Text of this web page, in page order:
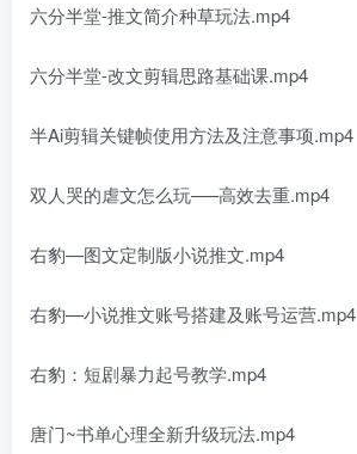
六分半堂-推文简介种草玩法.mp4
六分半堂-改文剪辑思路基础课.mp4
半Ai剪辑关键帧使用方法及注意事项.mp4
双人哭的虐文怎么玩—–高效去重.mp4
右豹—图文定制版小说推文.mp4
右豹—小说推文账号搭建及账号运营.mp4
右豹：短剧暴力起号教学.mp4
唐门~书单心理全新升级玩法.mp4